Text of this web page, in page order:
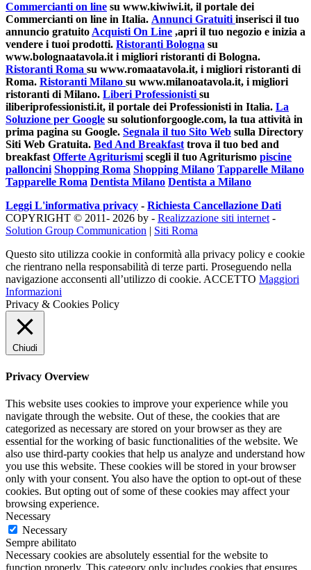
Commercianti on line su www.kiwiwi.it, il portale dei
Commercianti on line in Italia. Annunci Gratuitiinserisci il tuo
annuncio gratuitoAcquisti On Line ,apri il tuo negozio e inizia a
vendere i tuoi prodotti. Ristoranti Bologna su
www.bolognaatavola.it i migliori ristoranti di Bologna.
Ristoranti Roma su www.romaatavola.it, i migliori ristoranti di
Roma. Ristoranti Milano su www.milanoatavola.it, i migliori
ristoranti di Milano. Liberi Professionistisu
iliberiprofessionisti.it, il portale dei Professionisti in Italia. La
Soluzione per Google su solutionforgoogle.com, la tua attività in
prima pagina su Google. Segnala il tuo Sito Web sulla Directory
Siti Web Gratuita. Bed And Breakfasttrova il tuo bed and
breakfastOfferte Agriturismiscegli il tuo Agriturismo piscine
palloncini Shopping Roma Shopping Milano Tapparelle Milano
Tapparelle Roma Dentista Milano Dentista a Milano
Leggi L'informativa privacy - Richiesta Cancellazione Dati
COPYRIGHT © 2011- 2026 by - Realizzazione siti internet-
Solution Group Communication | Siti Roma
Questo sito utilizza cookie in conformità alla privacy policy e cookie
che rientrano nella responsabilità di terze parti. Proseguendo nella
navigazione acconsenti all’utilizzo di cookie. ACCETTO Maggiori
Informazioni
Privacy & Cookies Policy
Chiudi
Privacy Overview
This website uses cookies to improve your experience while you
navigate through the website. Out of these, the cookies that are
categorized as necessary are stored on your browser as they are
essential for the working of basic functionalities of the website. We
also use third-party cookies that help us analyze and understand how
you use this website. These cookies will be stored in your browser
only with your consent. You also have the option to opt-out of these
cookies. But opting out of some of these cookies may affect your
browsing experience.
Necessary
Necessary
Sempre abilitato
Necessary cookies are absolutely essential for the website to
function properly. This category only includes cookies that ensures